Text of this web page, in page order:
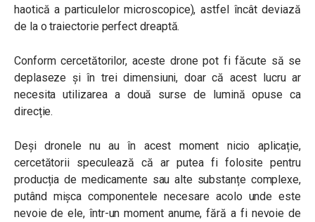
haotică a particulelor microscopice), astfel încât deviază
de la o traiectorie perfect dreaptă.
Conform cercetătorilor, aceste drone pot fi făcute să se
deplaseze și în trei dimensiuni, doar că acest lucru ar
necesita utilizarea a două surse de lumină opuse ca
direcție.
Deși dronele nu au în acest moment nicio aplicație,
cercetătorii speculează că ar putea fi folosite pentru
producția de medicamente sau alte substanțe complexe,
putând mișca componentele necesare acolo unde este
nevoie de ele, într-un moment anume, fără a fi nevoie de